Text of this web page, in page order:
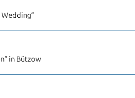
in Bützow